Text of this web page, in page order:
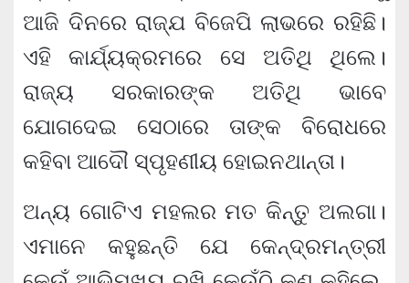
ଆଜି ଦିନରେ ରାଜ୍ଯ ବିଜେପି ଲାଭରେ ରହିଛି।
ଏହି କାର୍ଯ୍ୟକ୍ରମରେ ସେ ଅତିଥି ଥିଲେ।
ରାଜ୍ୟ ସରକାରଙ୍କ ଅତିଥି ଭାବେ
ଯୋଗଦେଇ ସେଠାରେ ତାଙ୍କ ବିରୋଧରେ
କହିବା ଆଦୌ ସ୍ପୃହଣୀୟ ହୋଇନଥାନ୍ତା।
ଅନ୍ୟ ଗୋଟିଏ ମହଲର ମତ କିନ୍ତୁ ଅଲଗା।
ଏମାନେ କହୁଛନ୍ତି ଯେ କେନ୍ଦ୍ରମନ୍ତ୍ରୀ